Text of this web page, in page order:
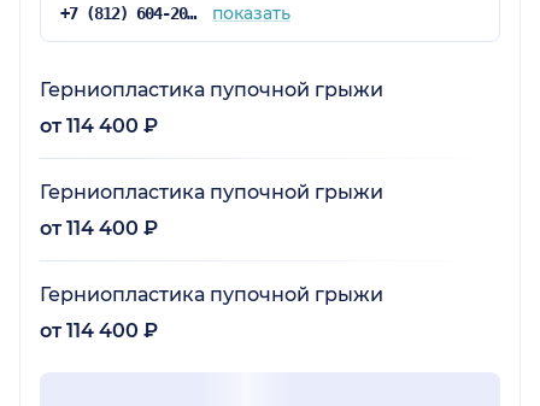
+7 (812) 604-20-06 показать
Герниопластика пупочной грыжи
от 114 400 ₽
Герниопластика пупочной грыжи
от 114 400 ₽
Герниопластика пупочной грыжи
от 114 400 ₽